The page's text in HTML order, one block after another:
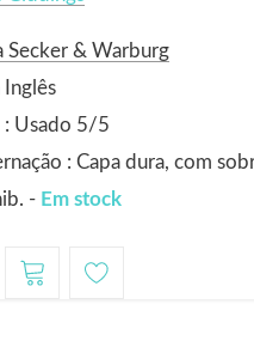
Secker & Warburg
Inglês
: Usado 5/5
: Capa dura, com
- Em stock